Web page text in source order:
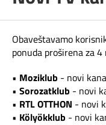
Pozivi ka
iris TV
Antena PLUS
TV APP
Šta da
Dokumenta
Kontakt
Obaveštavamo
ponuda proširena za 4
• Moziklub - novi
• Sorozatklub - novi
• RTL OTTHON - novi
• Kölyökklub - novi